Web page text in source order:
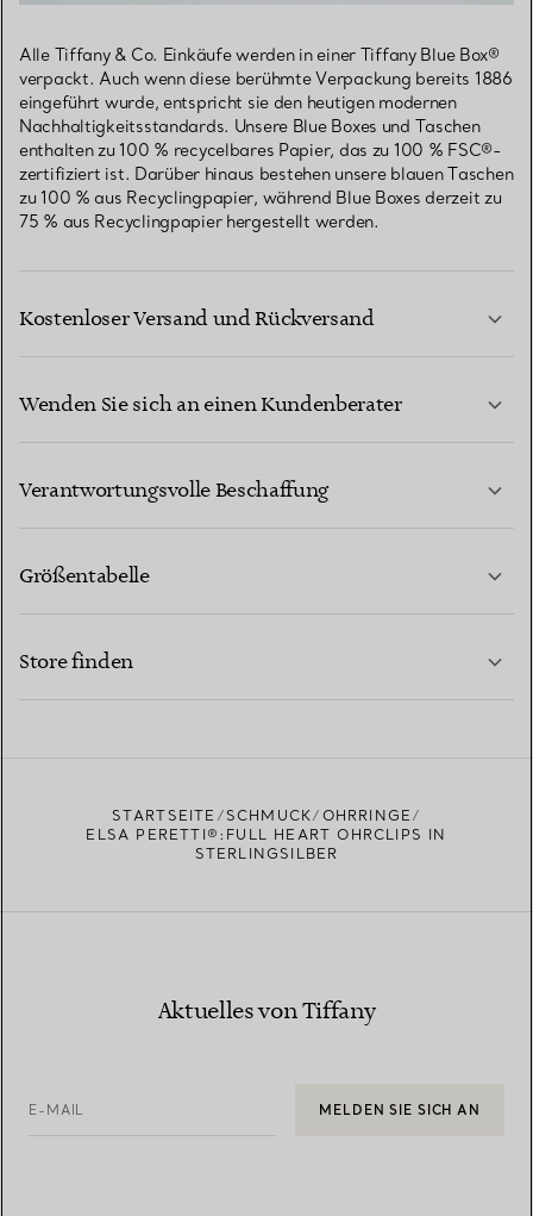
Alle Tiffany & Co. Einkäufe werden in einer Tiffany Blue Box®
verpackt. Auch wenn diese berühmte Verpackung bereits 1886
eingeführt wurde, entspricht sie den heutigen modernen
Nachhaltigkeitsstandards. Unsere Blue Boxes und Taschen
enthalten zu 100 % recycelbares Papier, das zu 100 % FSC®-
zertifiziert ist. Darüber hinaus bestehen unsere blauen Taschen
zu 100 % aus Recyclingpapier, während Blue Boxes derzeit zu
75 % aus Recyclingpapier hergestellt werden.
Kostenloser Versand und Rückversand
Wenden Sie sich an einen Kundenberater
Verantwortungsvolle Beschaffung
Größentabelle
Store finden
STARTSEITE SCHMUCK
OHRRINGE
ELSA PERETTI®:FULL HEART OHRCLIPS IN
STERLINGSILBER
Aktuelles von Tiffany
E-MAIL MELDEN SIE SICH AN